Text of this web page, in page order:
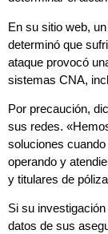
En su sitio web,
determinó que
ataque provocó
sistemas CNA,
Por precaución,
sus redes.
soluciones
operando y
y titulares de
Si su
datos de sus